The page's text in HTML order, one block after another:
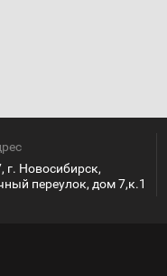
г. Новосибирск,
переулок, дом 7,к.1